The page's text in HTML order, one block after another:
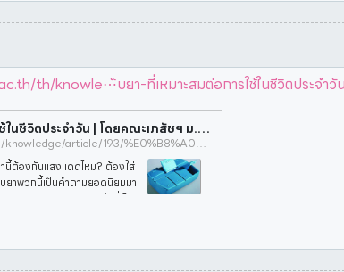
th/knowle⋯็บยา-ที่เหมาะสมต่อการใช้ในชีวิตประจำวั
ภาชนะเก็บยา ที่เหมาะสมต่อการใช้ในชีวิตประจำวัน | โดยคณะเภสัชฯ ม.มหิดล
https://pharmacy.mahidol.ac.th/th/knowledge/article/193/%E0%B8%A0%E0%B8%B2%E0%B8%8A%E0%B8%99%E0%B8%B0%E0%B9%80%E0%B8%81%E0%B9%87%E0%B8%9A%E0%B8%A2%E0%B8%B2-%E0%B8%97%E0%B8%B5%E0%B9%88%E0%B9%80%E0%B8%AB%E0%B8%A1%E0%B8%B2%E0%B8%B0%E0%B8%AA%E0%B8%A1%E0%B8%95%E0%B9%88%E0%B8%AD%E0%B8%81%E0%B8%B2%E0%B8%A3%E0%B9%83%E0%B8%8A%E0%B9%89%E0%B9%83%E0%B8%99%E0%B8%8A%E0%B8%B5%E0%B8%A7%E0%B8%B4%E0%B8%95%E0%B8%9B%E0%B8%A3%E0%B8%B0%E0%B8%88%E0%B8%B3%E0%B8%A7%E0%B8%B1%E0%B8%99/
นี้ต้องกันแสงแดดไหม? ต้องใส่
ยาพวกนี้เป็นคำถามยอดนิยมมา
? หากตอบด้วยความรู้สึกที่เป็น